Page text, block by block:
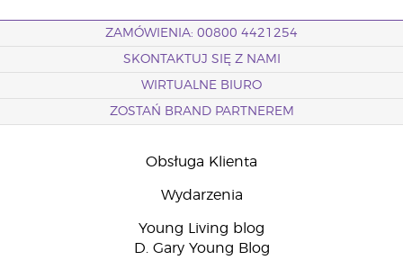
ZAMÓWIENIA: 00800 4421254
SKONTAKTUJ SIĘ Z NAMI
WIRTUALNE BIURO
ZOSTAŃ BRAND PARTNEREM
Obsługa Klienta
Wydarzenia
Young Living blog
D. Gary Young Blog